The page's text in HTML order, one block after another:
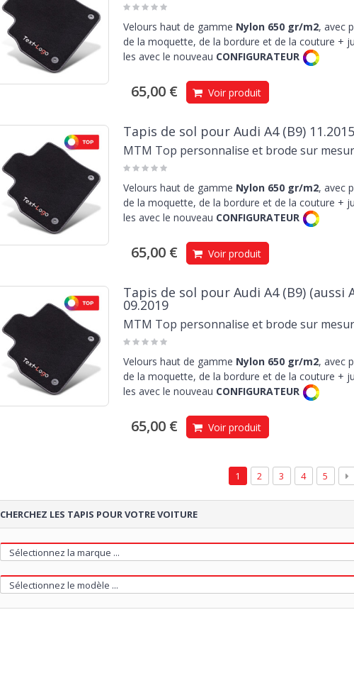
Velours haut de gamme Nylon 650 gr/m2, avec
de la moquette, de la bordure et de la couture +
les avec le nouveau CONFIGURATEUR
65,00 € Voir produit
Tapis de sol pour Audi A4 (B9)
MTM Top personnalise et brode sur
Velours haut de gamme Nylon 650 gr/m2, avec
de la moquette, de la bordure et de la couture +
les avec le nouveau CONFIGURATEUR
65,00 € Voir produit
Tapis de sol pour Audi A4 (B9) (aussi
09.2019
MTM Top personnalise et brode sur
Velours haut de gamme Nylon 650 gr/m2, avec
de la moquette, de la bordure et de la couture +
les avec le nouveau CONFIGURATEUR
65,00 € Voir produit
1 2 3 4 5
CHERCHEZ LES TAPIS POUR VOTRE VOITURE